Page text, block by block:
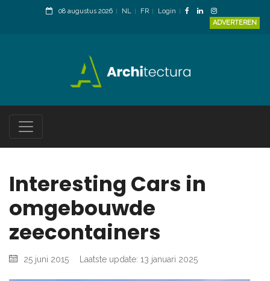
08 augustus 2026 NL FR
Login
ADVERTEREN
Interesting Cars in
omgebouwde
zeecontainers
25 juni 2015 Laatste update: 13 januari 2025